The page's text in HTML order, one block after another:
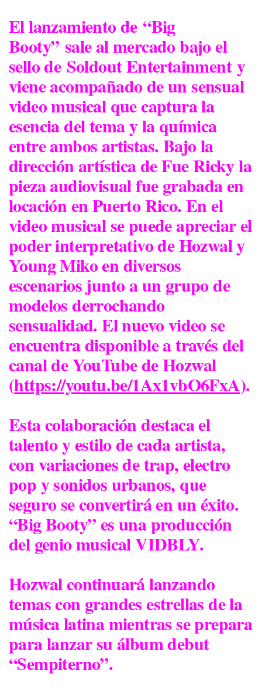
El lanzamiento de “Big
Booty” sale al mercado bajo el
sello de Soldout Entertainmenty
viene acompañado de un sensual
video musical que captura la
esencia del tema y la química
entre ambos artistas. Bajo la
dirección artística de Fue Ricky la
pieza audiovisual fue grabada en
locación en Puerto Rico. En el
video musical se puede apreciar el
poder interpretativo de Hozwal y
Young Miko en diversos
escenarios junto a un grupo de
modelos derrochando
sensualidad. El nuevo video se
encuentra disponible a través del
canal de YouTube de Hozwal
(https://youtu.be/1Ax1vbO6FxA).
Esta colaboración destaca el
talento y estilo de cada artista,
con variaciones de trap, electro
pop y sonidos urbanos, que
seguro se convertirá en un éxito.
“Big Booty” es una producción
del genio musical VIDBLY.
Hozwal continuará lanzando
temas con grandes estrellas de la
música latina mientras se prepara
para lanzar su álbum debut
“Sempiterno”.